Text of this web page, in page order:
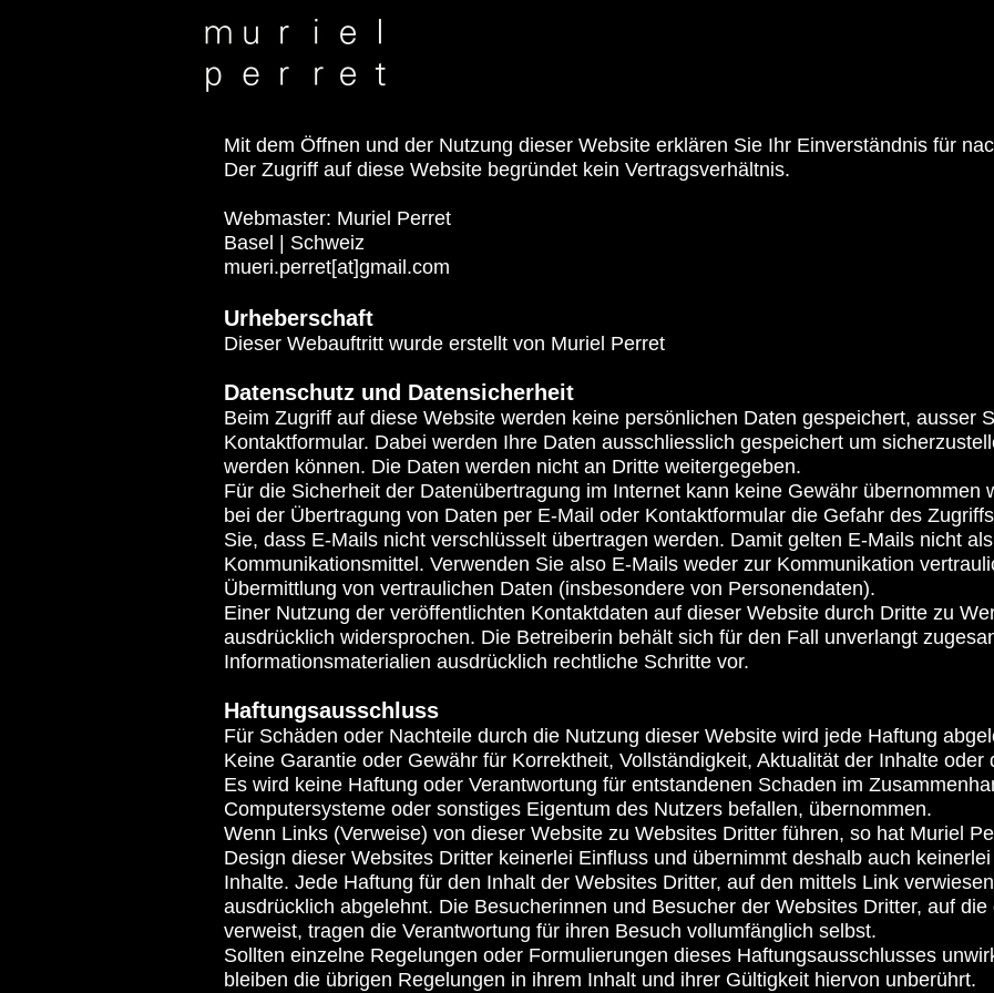
Mit dem Öffnen und der Nutzung dieser Website erklären Sie Ihr Einverständnis für
Der Zugriff auf diese Website begründet kein Vertragsverhältnis.
Webmaster: Muriel Perret
Basel | Schweiz
mueri.perret[at]gmail.com
Urheberschaft
Dieser Webauftritt wurde erstellt von Muriel Perret
Datenschutz und Datensicherheit
Beim Zugriff auf diese Website werden keine persönlichen Daten gespeichert, ausser
Kontaktformular. Dabei werden Ihre Daten ausschliesslich gespeichert um
werden können. Die Daten werden nicht an Dritte weitergegeben.
Für die Sicherheit der Datenübertragung im Internet kann keine Gewähr übernommen
bei der Übertragung von Daten per E-Mail oder Kontaktformular die Gefahr des
Sie, dass E-Mails nicht verschlüsselt übertragen werden. Damit gelten E-Mails nicht
Kommunikationsmittel. Verwenden Sie also E-Mails weder zur Kommunikation
Übermittlung von vertraulichen Daten (insbesondere von Personendaten).
Einer Nutzung der veröffentlichten Kontaktdaten auf dieser Website durch Dritte zu
ausdrücklich widersprochen. Die Betreiberin behält sich für den Fall unverlangt
Informationsmaterialien ausdrücklich rechtliche Schritte vor.
Haftungsausschluss
Für Schäden oder Nachteile durch die Nutzung dieser Website wird jede Haftung
Keine Garantie oder Gewähr für Korrektheit, Vollständigkeit, Aktualität der Inhalte oder
Es wird keine Haftung oder Verantwortung für entstandenen Schaden im
Computersysteme oder sonstiges Eigentum des Nutzers befallen, übernommen.
Wenn Links (Verweise) von dieser Website zu Websites Dritter führen, so hat Muriel
Design dieser Websites Dritter keinerlei Einfluss und übernimmt deshalb auch
Inhalte. Jede Haftung für den Inhalt der Websites Dritter, auf den mittels Link
ausdrücklich abgelehnt. Die Besucherinnen und Besucher der Websites Dritter, auf
verweist, tragen die Verantwortung für ihren Besuch vollumfänglich selbst.
Sollten einzelne Regelungen oder Formulierungen dieses Haftungsausschlusses
bleiben die übrigen Regelungen in ihrem Inhalt und ihrer Gültigkeit hiervon unberührt.